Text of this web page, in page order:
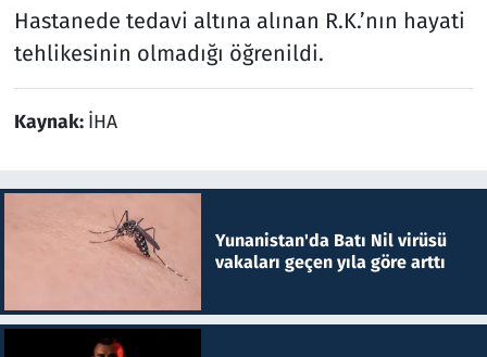
Hastanede tedavi altına alınan R.K.’nın hayati
tehlikesinin olmadığı öğrenildi.
Kaynak: İHA
Yunanistan'da Batı Nil virüsü
vakaları geçen yıla göre arttı